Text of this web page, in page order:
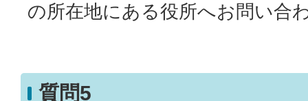
の所在地にある役所へお問い合
質問5